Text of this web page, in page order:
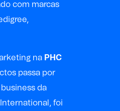
com marcas
na PHC
passa por
da
foi